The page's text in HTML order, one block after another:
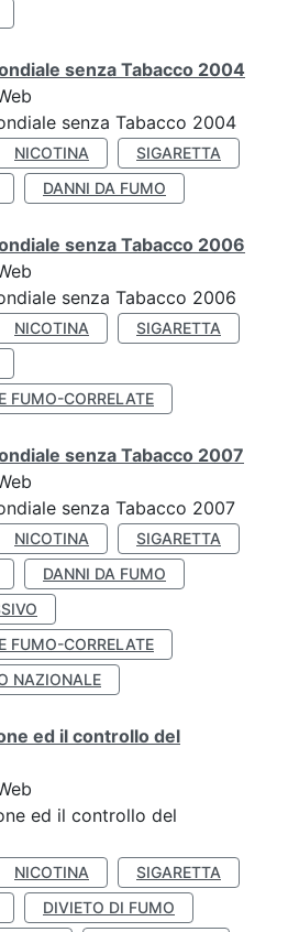
senza Tabacco 2004
senza Tabacco 2004
NICOTINA
SIGARETTA
DANNI DA FUMO
senza Tabacco 2006
senza Tabacco 2006
NICOTINA
SIGARETTA
FUMO-CORRELATE
senza Tabacco 2007
senza Tabacco 2007
NICOTINA
SIGARETTA
DANNI DA FUMO
FUMO-CORRELATE
NAZIONALE
ed il controllo del
ed il controllo del
NICOTINA
SIGARETTA
DIVIETO DI FUMO